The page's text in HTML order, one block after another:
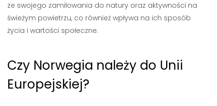
ze swojego zamiłowania do natury oraz aktywności na
świeżym powietrzu, co również wpływa na ich sposób
życia i wartości społeczne.
Czy Norwegia należy do Unii
Europejskiej?